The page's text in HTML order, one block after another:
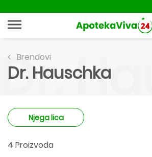
Brendovi
Dr. Hauschka
Dr.
Njega lica
4 Proizvoda